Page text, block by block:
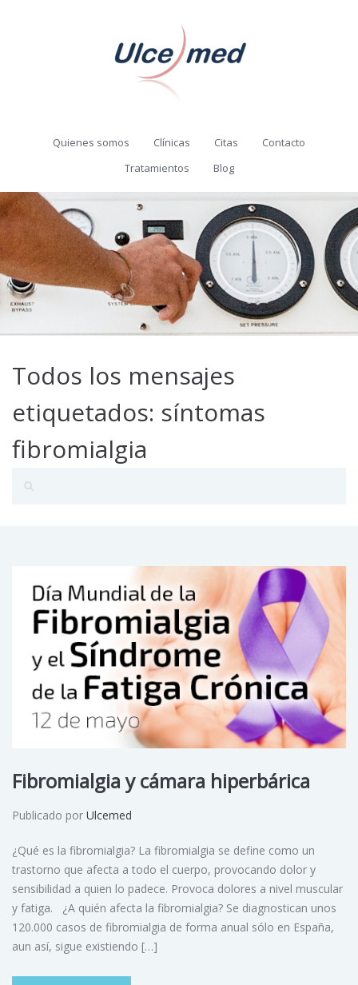
Quienes somos Clínicas Citas
Contacto
Tratamientos
Blog
Todos los mensajes
etiquetados: síntomas
fibromialgia
Fibromialgia y cámara hiperbárica
Publicado por Ulcemed
¿Qué es la fibromialgia? La fibromialgia se define como un
trastorno que afecta a todo el cuerpo, provocando dolor y
sensibilidad a quien lo padece. Provoca dolores a nivel muscular
y fatiga. ¿A quién afecta la fibromialgia? Se diagnostican unos
120.000 casos de fibromialgia de forma anual sólo en España,
aun así, sigue existiendo […]